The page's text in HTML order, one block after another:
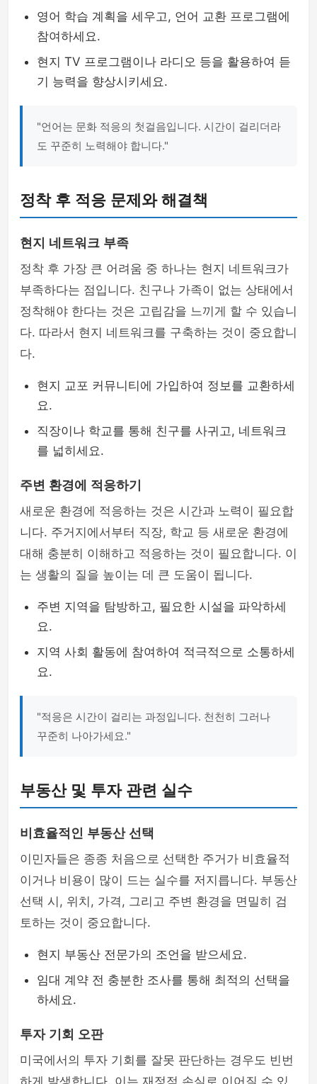
영어 학습 계획을 세우고, 언어 교환 프로그램에
참여하세요.
현지 TV 프로그램이나 라디오 등을 활용하여 듣
기 능력을 향상시키세요.
"언어는 문화 적응의 첫걸음입니다. 시간이 걸리더라
도 꾸준히 노력해야 합니다."
정착 후 적응 문제와 해결책
현지 네트워크 부족
정착 후 가장 큰 어려움 중 하나는 현지 네트워크가
부족하다는 점입니다. 친구나 가족이 없는 상태에서
정착해야 한다는 것은 고립감을 느끼게 할 수 있습니
다. 따라서 현지 네트워크를 구축하는 것이 중요합니
다.
현지 교포 커뮤니티에 가입하여 정보를 교환하세
요.
직장이나 학교를 통해 친구를 사귀고, 네트워크
를 넓히세요.
주변 환경에 적응하기
새로운 환경에 적응하는 것은 시간과 노력이 필요합
니다. 주거지에서부터 직장, 학교 등 새로운 환경에
대해 충분히 이해하고 적응하는 것이 필요합니다. 이
는 생활의 질을 높이는 데 큰 도움이 됩니다.
주변 지역을 탐방하고, 필요한 시설을 파악하세
요.
지역 사회 활동에 참여하여 적극적으로 소통하세
요.
"적응은 시간이 걸리는 과정입니다. 천천히 그러나
꾸준히 나아가세요."
부동산 및 투자 관련 실수
비효율적인 부동산 선택
이민자들은 종종 처음으로 선택한 주거가 비효율적
이거나 비용이 많이 드는 실수를 저지릅니다. 부동산
선택 시, 위치, 가격, 그리고 주변 환경을 면밀히 검
토하는 것이 중요합니다.
현지 부동산 전문가의 조언을 받으세요.
임대 계약 전 충분한 조사를 통해 최적의 선택을
하세요.
투자 기회 오판
미국에서의 투자 기회를 잘못 판단하는 경우도 빈번
하게 발생합니다. 이는 재정적 손실로 이어질 수 있